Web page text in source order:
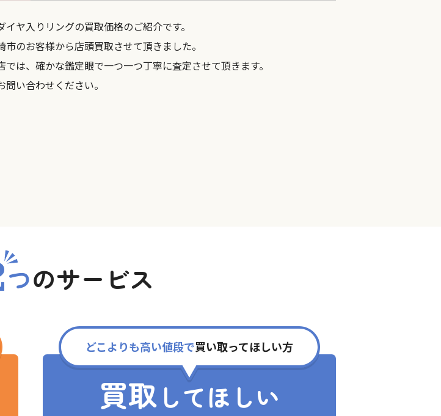
イヤ入りリングの買取価格のご紹介です。
市のお客様から店頭買取させて頂きました。
では、確かな鑑定眼で一つ一つ丁寧に査定させて頂きます。
問い合わせください。
つのサービス
どこよりも高い値段で買い取ってほしい方
買取 してほしい